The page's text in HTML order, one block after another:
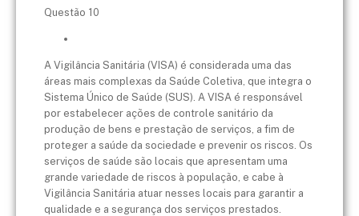
Questão 10
A Vigilância Sanitária (VISA) é considerada uma das
áreas mais complexas da Saúde Coletiva, que integra o
Sistema Único de Saúde (SUS). A VISA é responsável
por estabelecer ações de controle sanitário da
produção de bens e prestação de serviços, a fim de
proteger a saúde da sociedade e prevenir os riscos. Os
serviços de saúde são locais que apresentam uma
grande variedade de riscos à população, e cabe à
Vigilância Sanitária atuar nesses locais para garantir a
qualidade e a segurança dos serviços prestados.